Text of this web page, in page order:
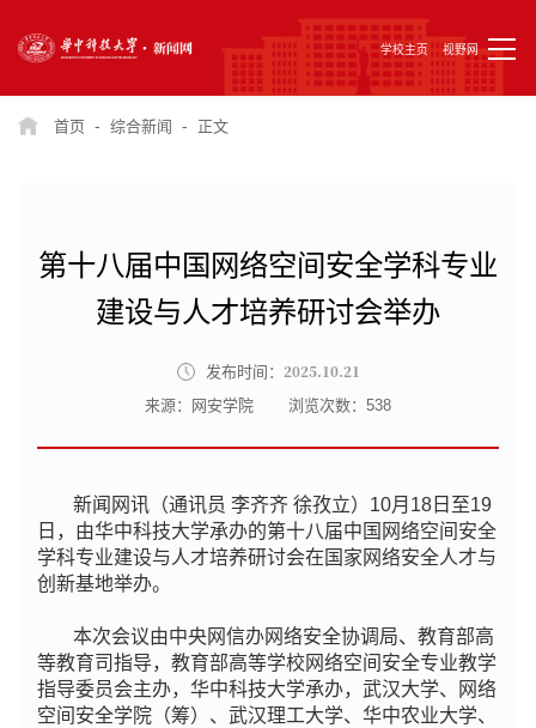
学校主页 视野网
首页 - 综合新闻 - 正文
第十八届中国网络空间安全学科专业
建设与人才培养研讨会举办
发布时间： 2025.10.21
来源：网安学院 浏览次数： 538
新闻网讯（通讯员 李齐齐 徐孜立）10月18日至19
日，由华中科技大学承办的第十八届中国网络空间安全
学科专业建设与人才培养研讨会在国家网络安全人才与
创新基地举办。
本次会议由中央网信办网络安全协调局、教育部高
等教育司指导，教育部高等学校网络空间安全专业教学
指导委员会主办，华中科技大学承办，武汉大学、网络
空间安全学院（筹）、武汉理工大学、华中农业大学、